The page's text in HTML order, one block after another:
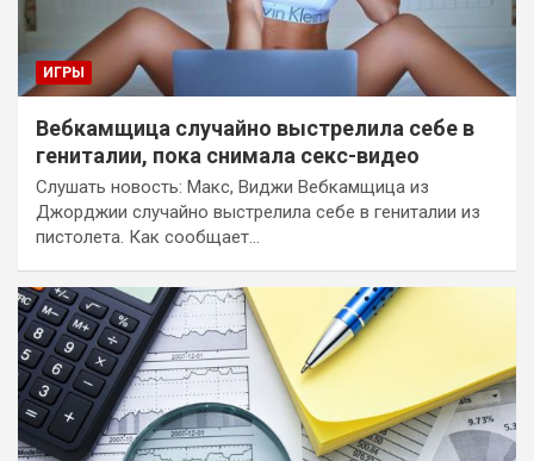
ИГРЫ
Вебкамщица случайно выстрелила себе в
гениталии, пока снимала секс-видео
Слушать новость: Макс, Виджи Вебкамщица из
Джорджии случайно выстрелила себе в гениталии из
пистолета. Как сообщает…